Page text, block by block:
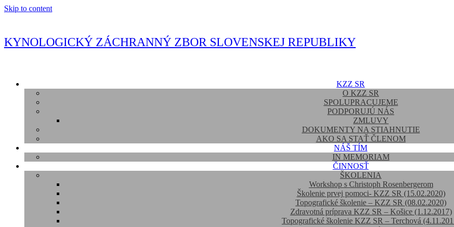
Skip to content
KYNOLOGICKÝ ZÁCHRANNÝ ZBOR SLOVENSKEJ REPUBLIKY
KZZ SR
O KZZ SR
SPOLUPRACUJEME
PODPORUJÚ NÁS
ZMLUVY
DOKUMENTY NA STIAHNUTIE
AKO SA STAŤ ČLENOM
NÁŠ TÍM
IN MEMORIAM
ČINNOSŤ
ŠKOLENIA
Workshop s Christoph Rosenbergerom
Školenie prvej pomoci- KZZ SR (15.02.2020)
Topografické školenie – KZZ SR (08.02.2020)
Zdravotná príprava KZZ SR – Košice (1.12.2017)
Topografické školenie KZZ SR – Terchová